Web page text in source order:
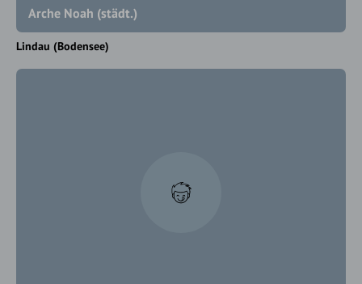
Arche Noah (städt.)
Lindau (Bodensee)